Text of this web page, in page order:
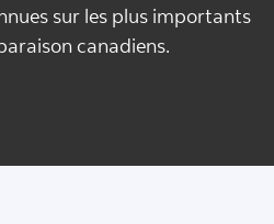
sur les plus importants
canadiens.